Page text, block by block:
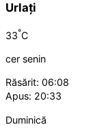
Urlați
33°C
cer senin
Răsărit: 06:08
Apus: 20:33
Duminică